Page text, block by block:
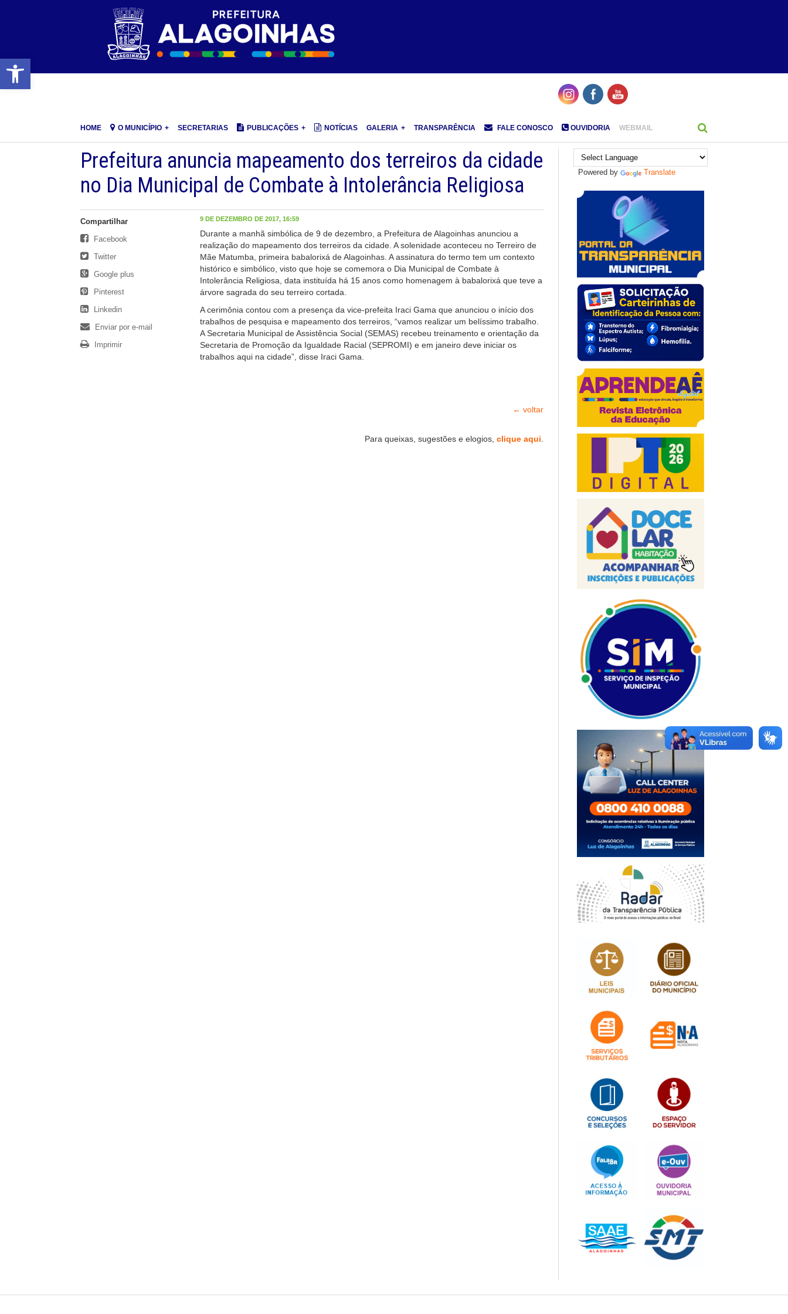
Barra de Ferramentas Aberta
HOME O MUNICÍPIO SECRETARIAS PUBLICAÇÕES NOTÍCIAS GALERIA TRANSPARÊNCIA FALE CONOSCO OUVIDORIA WEBMAIL
Prefeitura anuncia mapeamento dos terreiros da cidade
no Dia Municipal de Combate à Intolerância Religiosa
9 DE DEZEMBRO DE 2017, 16:59
Durante a manhã simbólica de 9 de dezembro, a Prefeitura de Alagoinhas anunciou a
realização do mapeamento dos terreiros da cidade. A solenidade aconteceu no Terreiro de
Mãe Matumba, primeira babalorixá de Alagoinhas. A assinatura do termo tem um contexto
histórico e simbólico, visto que hoje se comemora o Dia Municipal de Combate à
Intolerância Religiosa, data instituída há 15 anos como homenagem à babalorixá que teve a
árvore sagrada do seu terreiro cortada.
A cerimônia contou com a presença da vice-prefeita Iraci Gama que anunciou o início dos
trabalhos de pesquisa e mapeamento dos terreiros, “vamos realizar um belíssimo trabalho.
A Secretaria Municipal de Assistência Social (SEMAS) recebeu treinamento e orientação da
Secretaria de Promoção da Igualdade Racial (SEPROMI) e em janeiro deve iniciar os
trabalhos aqui na cidade”, disse Iraci Gama.
← voltar
Para queixas, sugestões e elogios, clique aqui.
Compartilhar
Facebook
Twitter
Google plus
Pinterest
Linkedin
Enviar por e-mail
Imprimir
Powered by Translate